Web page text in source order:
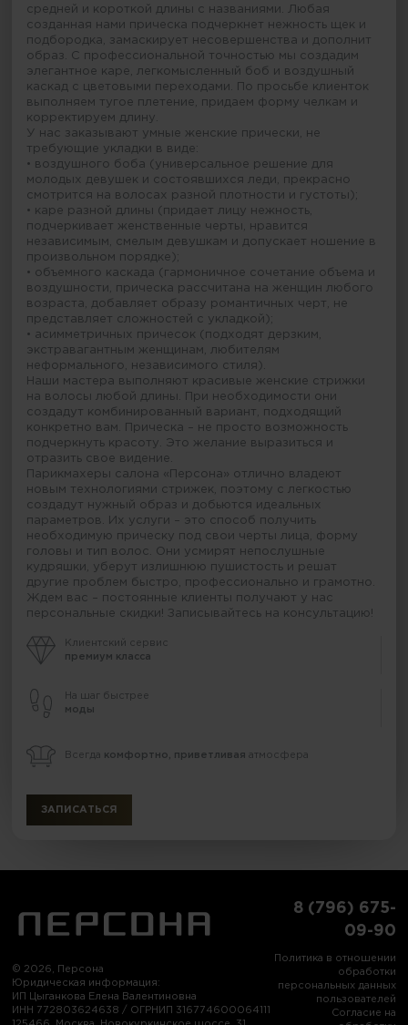
средней и короткой длины с названиями. Любая
созданная нами прическа подчеркнет нежность щек и
подбородка, замаскирует несовершенства и дополнит
образ. С профессиональной точностью мы создадим
элегантное каре, легкомысленный боб и воздушный
каскад с цветовыми переходами. По просьбе клиенток
выполняем тугое плетение, придаем форму челкам и
корректируем длину.
У нас заказывают умные женские прически, не
требующие укладки в виде:
• воздушного боба (универсальное решение для
молодых девушек и состоявшихся леди, прекрасно
смотрится на волосах разной плотности и густоты);
• каре разной длины (придает лицу нежность,
подчеркивает женственные черты, нравится
независимым, смелым девушкам и допускает ношение в
произвольном порядке);
• объемного каскада (гармоничное сочетание объема и
воздушности, прическа рассчитана на женщин любого
возраста, добавляет образу романтичных черт, не
представляет сложностей с укладкой);
• асимметричных причесок (подходят дерзким,
экстравагантным женщинам, любителям
неформального, независимого стиля).
Наши мастера выполняют красивые женские стрижки
на волосы любой длины. При необходимости они
создадут комбинированный вариант, подходящий
конкретно вам. Прическа – не просто возможность
подчеркнуть красоту. Это желание выразиться и
отразить свое видение.
Парикмахеры салона «Персона» отлично владеют
новым технологиями стрижек, поэтому с легкостью
создадут нужный образ и добьются идеальных
параметров. Их услуги – это способ получить
необходимую прическу под свои черты лица, форму
головы и тип волос. Они усмирят непослушные
кудряшки, уберут излишнюю пушистость и решат
другие проблем быстро, профессионально и грамотно.
Ждем вас – постоянные клиенты получают у нас
персональные скидки! Записывайтесь на консультацию!
Клиентский сервис
премиум класса
На шаг быстрее
моды
Всегда комфортно, приветливая атмосфера
ЗАПИСАТЬСЯ
© 2026, Персона
Юридическая информация:
ИП Цыганкова Елена Валентиновна
ИНН 772803624638 / ОГРНИП 316774600064111
8 (796) 675-
09-90
Политика в отношении
обработки
персональных данных
пользователей
Согласие на